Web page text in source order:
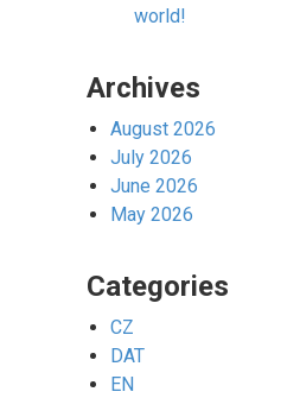
world!
Archives
August 2026
July 2026
June 2026
May 2026
Categories
CZ
DAT
EN